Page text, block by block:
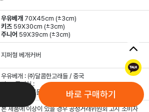
바로 구매하기
우유베개 70X45cm (±3cm)
키즈 59X30cm (±3cm)
주니어 59X39cm (±3cm)
지퍼형 베개커버
우유베개 : ㈜달콤한고래들 / 중국
키즈, 주니어 :
㈜달콤한고래들 / 대한민국
본 제품에 이상이 있을 경우 공정거래위원회 고시 소비자